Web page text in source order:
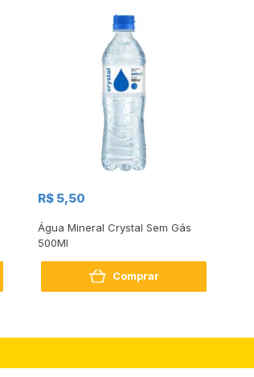
R$ 5,50
Água Mineral Crystal Sem Gás
500Ml
Comprar